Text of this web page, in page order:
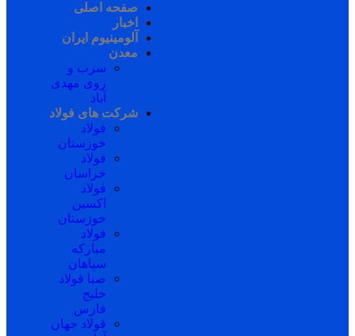
صفحه اصلی
اخبار
آلومینیوم ایران
معدن
سرب و
روی مهدی
آباد
شرکت های فولاد
فولاد
خوزستان
فولاد
خراسان
فولاد
اکسین
خوزستان
فولاد
مبارکه
سپاهان
صبا فولاد
خلیج
فارس
فولاد جهان